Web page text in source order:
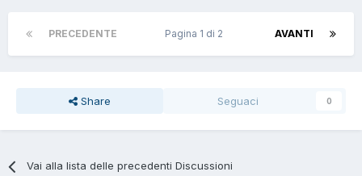
PRECEDENTE AVANTI
Pagina 1 di 2
Share Seguaci 0
Vai alla lista delle precedenti Discussioni